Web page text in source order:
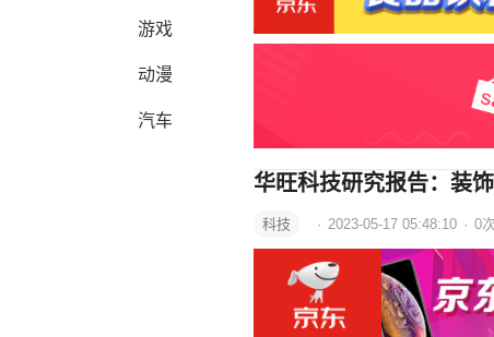
游戏
动漫
汽车
华旺科技研究报告：装
科技 · 2023-05-17 05:48:10 · 0次